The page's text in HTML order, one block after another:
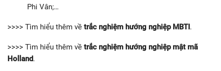
Phi Vân;…
>>>> Tìm hiểu thêm về trắc nghiệm hướng nghiệp MBTI.
>>>> Tìm hiểu thêm về trắc nghiệm hướng nghiệp mật mã
Holland.